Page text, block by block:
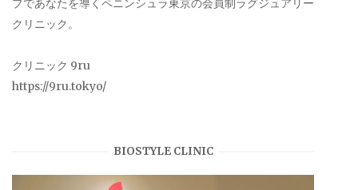
プであなたを導くペニンシュラ東京の会員制ラグジュアリー
クリニック。
クリニック 9ru
https://9ru.tokyo/
BIOSTYLE CLINIC